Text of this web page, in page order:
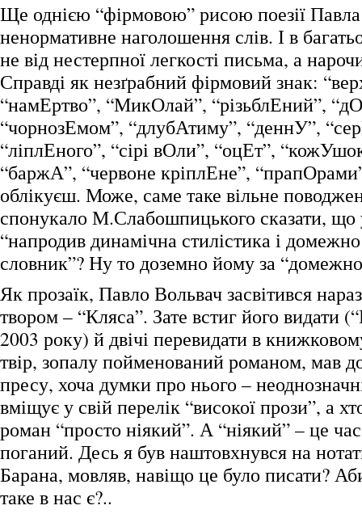
Ще однією “фірмовою” рисою поезії
ненормативне наголошення слів. І в
не від нестерпної легкості письма, а
Справді як незґрабний фірмовий знак:
“намЕртво”, “МикОлай”, “різьблЕний”,
“чорнозЕмом”, “длубАтиму”, “деннУ”,
“ліплЕного”, “сірі вОли”, “оцЕт”,
“баржА”, “червоне кріплЕне”,
облікуєш. Може, саме таке вільне
спонукало М.Слабошпицького сказати, що
“напродив динамічна стилістика і
словник”? Ну то доземно йому за
Як прозаїк, Павло Вольвач засвітився
твором – “Кляса”. Зате встиг його видати
2003 року) й двічі перевидати в
твір, зопалу пойменований романом, мав
пресу, хоча думки про нього –
вміщує у свій перелік “високої прози”, а
роман “просто ніякий”. А “ніякий” – це
поганий. Десь я був наштовхнувся на
Барана, мовляв, навіщо це було писати?
таке в нас є?..